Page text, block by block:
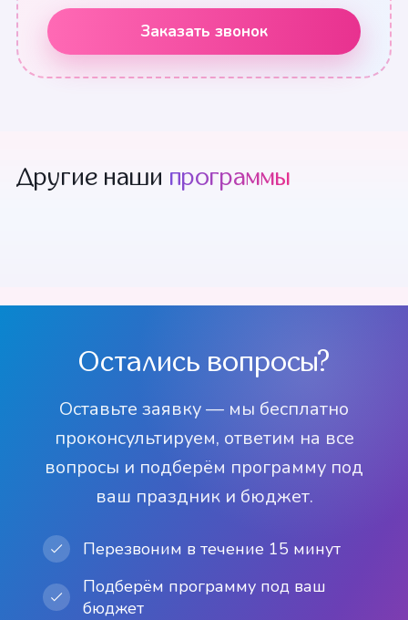
Заказать звонок
Другие наши программы
азбука"
Сережка Мухин"
украл огни на
гори ясно"
Спектакль "Как
до 10"
Спектакль "Муха
Остались вопросы?
Оставьте заявку — мы бесплатно
проконсультируем, ответим на все
вопросы и подберём программу под
ваш праздник и бюджет.
Перезвоним в течение 15 минут
Подберём программу под ваш
бюджет